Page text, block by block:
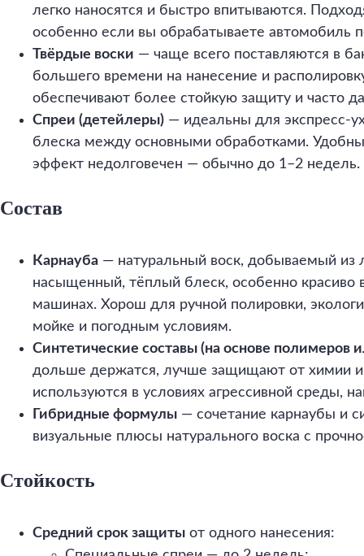
легко наносятся и быстро впитываются.
особенно если вы обрабатываете автомобиль
Твёрдые воски — чаще всего поставляются в
большего времени на нанесение и
обеспечивают более стойкую защиту и часто
Спреи (детейлеры) — идеальны для экспресс-
блеска между основными обработками. Удобны
эффект недолговечен — обычно до 1–2 недель.
Состав
Карнауба — натуральный воск, добываемый из
насыщенный, тёплый блеск, особенно красиво
машинах. Хорош для ручной полировки,
мойке и погодным условиям.
Синтетические составы (на основе полимеров
дольше держатся, лучше защищают от химии
используются в условиях агрессивной среды,
Гибридные формулы — сочетание карнаубы и
визуальные плюсы натурального воска с
Стойкость
Средний срок защиты от одного нанесения: